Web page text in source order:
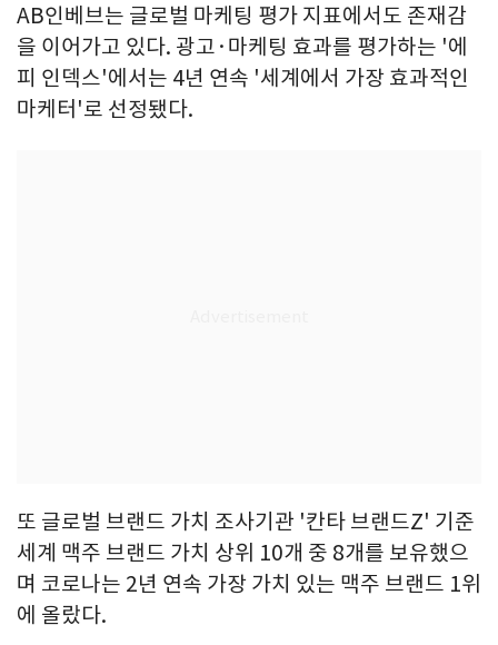
AB인베브는 글로벌 마케팅 평가 지표에서도 존재감
을 이어가고 있다. 광고·마케팅 효과를 평가하는 '에
피 인덱스'에서는 4년 연속 '세계에서 가장 효과적인
마케터'로 선정됐다.
또 글로벌 브랜드 가치 조사기관 '칸타 브랜드Z' 기준
세계 맥주 브랜드 가치 상위 10개 중 8개를 보유했으
며 코로나는 2년 연속 가장 가치 있는 맥주 브랜드 1위
에 올랐다.